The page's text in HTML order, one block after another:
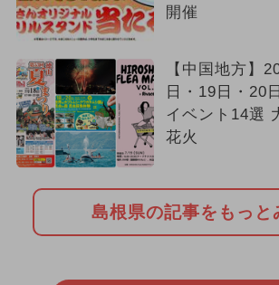
開催
【中国地方】
日・19日・20
イベント14選
花火
島根県の記事をもっと